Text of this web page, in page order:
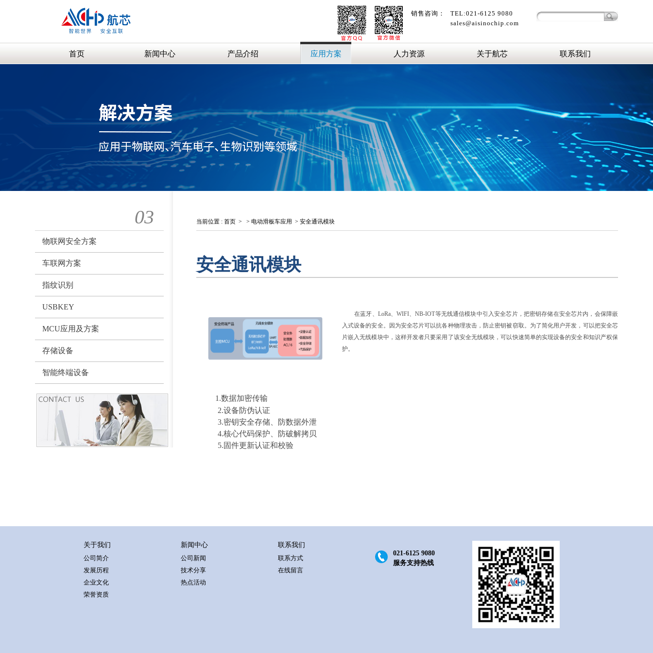
销售咨询：
TEL:021-6125 9080
sales@aisinochip.com
首页 新闻中心 产品介绍 应用方案 人力资源 关于航芯 联系我们
03
物联网安全方案
车联网方案
指纹识别
USBKEY
MCU应用及方案
存储设备
智能终端设备
当前位置 : 首页 > > 电动滑板车应用 > 安全通讯模块
安全通讯模块
在蓝牙、 LoRa、WIFI、NB-IOT等无线通信模块中引入安全芯片，把密钥存储在安全芯片内，会保障嵌
入式设备的安全。因为安全芯片可以抗各种物理攻击，防止密钥被窃取。为了简化用户开发，可以把安全芯
片嵌入无线模块中，这样开发者只要采用了该安全无线模块，可以快速简单的实现设备的安全和知识产权保
护。
1.数据加密传输
2.设备防伪认证
3.密钥安全存储、防数据外泄
4.核心代码保护、防破解拷贝
5.固件更新认证和校验
关于我们
公司简介
发展历程
企业文化
荣誉资质
新闻中心
公司新闻
技术分享
热点活动
联系我们
联系方式
在线留言
021-6125 9080
服务支持热线